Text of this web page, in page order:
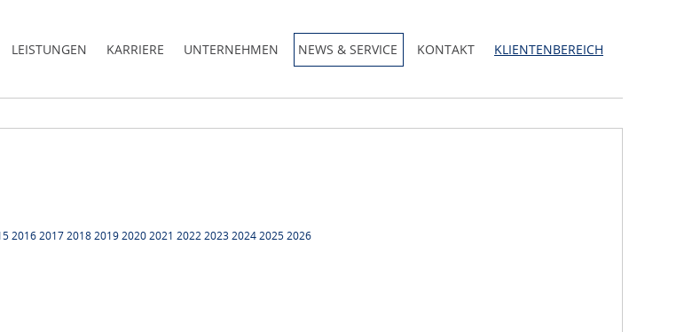
LEISTUNGEN KARRIERE UNTERNEHMEN NEWS & SERVICE KONTAKT KLIENTENBEREICH
201620172018201920202021 20222023202420252026